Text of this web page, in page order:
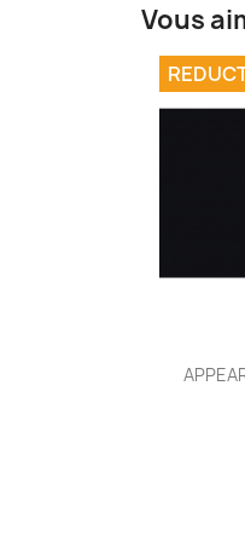
Vous